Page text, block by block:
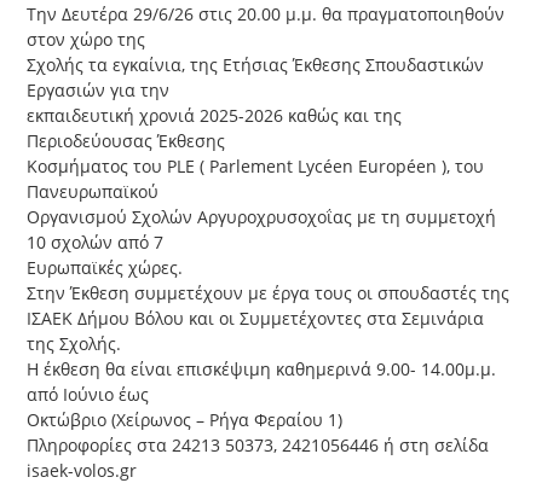
Την Δευτέρα 29/6/26 στις 20.00 μ.μ. θα πραγματοποιηθούν
στον χώρο της
Σχολής τα εγκαίνια, της Ετήσιας Έκθεσης Σπουδαστικών
Εργασιών για την
εκπαιδευτική χρονιά 2025-2026 καθώς και της
Περιοδεύουσας Έκθεσης
Κοσμήματος του PLE ( Parlement Lycéen Européen ), του
Πανευρωπαϊκού
Οργανισμού Σχολών Αργυροχρυσοχοΐας με τη συμμετοχή
10 σχολών από 7
Ευρωπαϊκές χώρες.
Στην Έκθεση συμμετέχουν με έργα τους οι σπουδαστές της
ΙΣΑΕΚ Δήμου Βόλου και οι Συμμετέχοντες στα Σεμινάρια
της Σχολής.
Η έκθεση θα είναι επισκέψιμη καθημερινά 9.00- 14.00μ.μ.
από Ιούνιο έως
Οκτώβριο (Χείρωνος – Ρήγα Φεραίου 1)
Πληροφορίες στα 24213 50373, 2421056446 ή στη σελίδα
isaek-volos.gr